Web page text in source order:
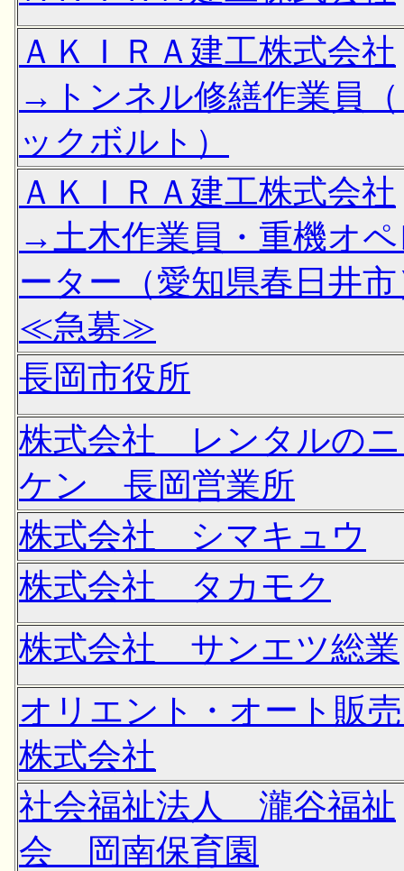
ＡＫＩＲＡ建工株式会社
→トンネル修繕作業員
ックボルト）
ＡＫＩＲＡ建工株式会社
→土木作業員・重機オ
ーター（愛知県春日井
≪急募≫
長岡市役所
株式会社 レンタルの
ケン 長岡営業所
株式会社 シマキュウ
株式会社 タカモク
株式会社 サンエツ総業
オリエント・オート
株式会社
社会福祉法人 瀧谷福祉
会 岡南保育園